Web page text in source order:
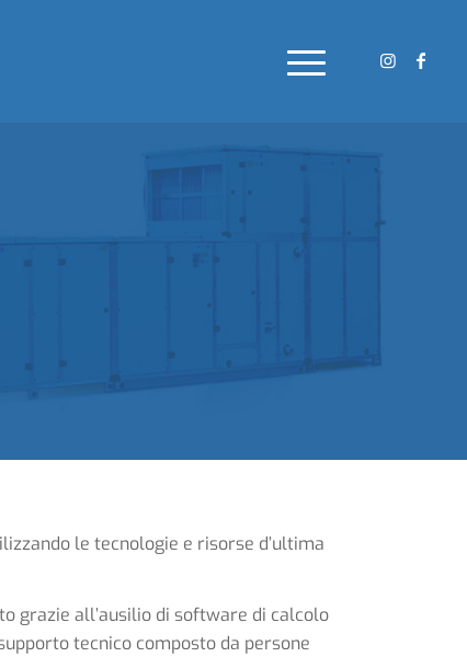
le tecnologie e risorse d’ultima
grazie all’ausilio di software di calcolo
tecnico composto da persone